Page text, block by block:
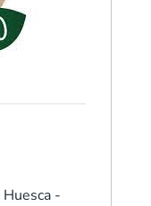
Huesca -